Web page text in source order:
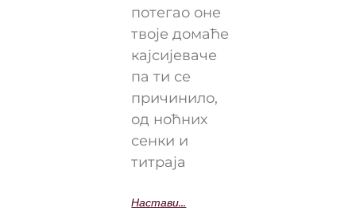
потегао оне
твоје домаће
кајсијеваче
па ти се
причинило,
од ноћних
сенки и
титраја
Настави...